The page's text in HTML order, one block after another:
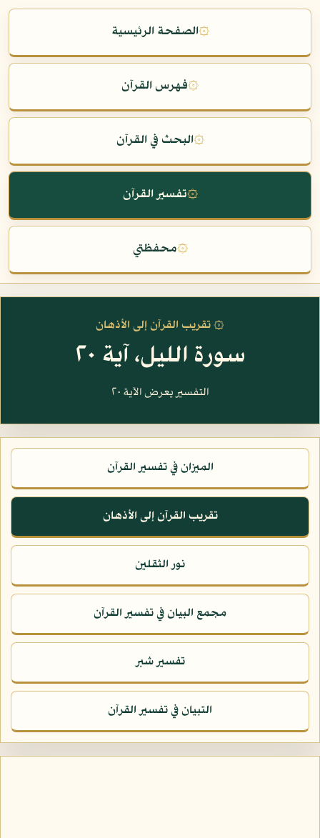
۞الصفحة الرئيسية
۞فهرس القرآن
۞البحث في القرآن
۞تفسير القرآن
۞محفظتي
۞ تقريب القرآن إلى الأذهان
سورة الليل، آية ٢٠
التفسير يعرض الآية ٢٠
الميزان في تفسير القرآن
تقريب القرآن إلى الأذهان
نور الثقلين
مجمع البيان في تفسير القرآن
تفسير شبر
التبيان في تفسير القرآن